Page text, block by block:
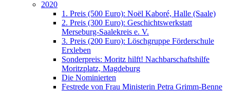
2020
1. Preis (500 Euro): Noël Kaboré, Halle (Saale)
2. Preis (300 Euro): Geschichtswerkstatt
Merseburg-Saalekreis e. V.
3. Preis (200 Euro): Löschgruppe Förderschule
Erxleben
Sonderpreis: Moritz hilft! Nachbarschaftshilfe
Moritzplatz, Magdeburg
Die Nominierten
Festrede von Frau Ministerin Petra Grimm-Benne